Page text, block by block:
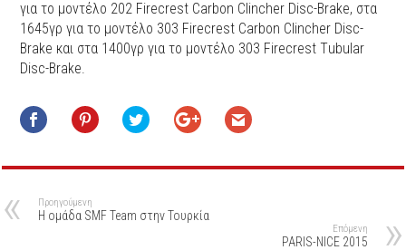
για το μοντέλο 202 Firecrest Carbon Clincher Disc-Brake, στα
1645γρ για το μοντέλο 303 Firecrest Carbon Clincher Disc-
Brake και στα 1400γρ για το μοντέλο 303 Firecrest Τubular
Disc-Brake.
Προηγούμενη
Η ομάδα SMF Team στην Τουρκία
Επόμενη
PARIS-NICE 2015